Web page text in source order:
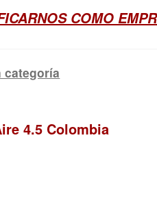
COMO
categoría
4.5 Colombia